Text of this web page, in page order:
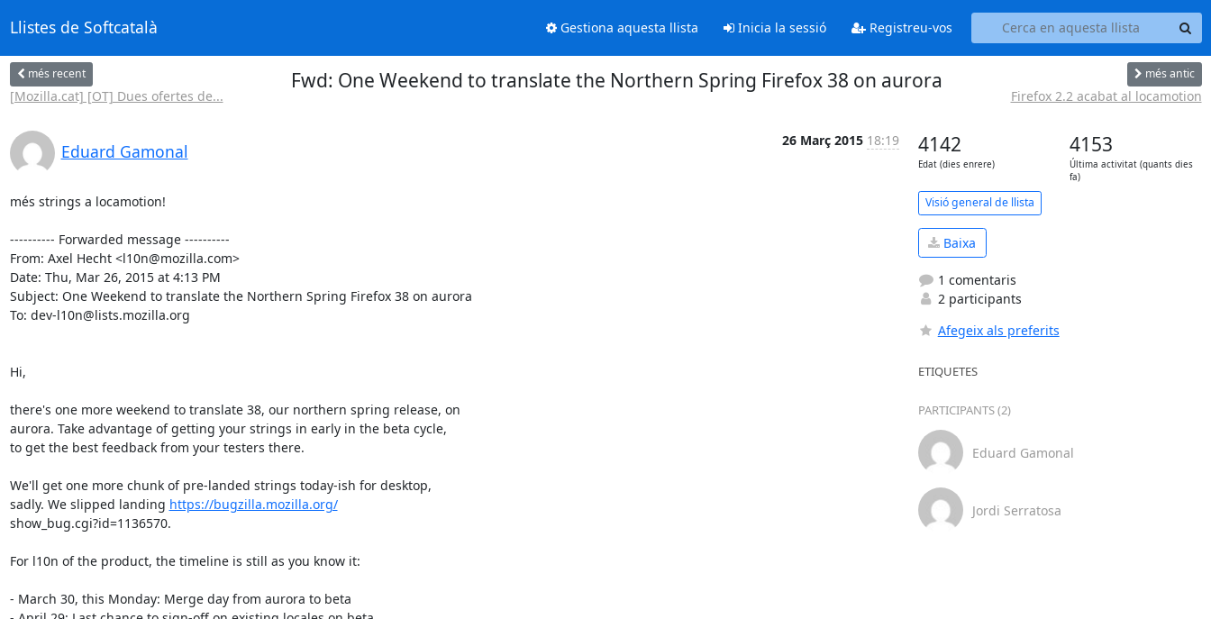
Llistes de Softcatalà Gestiona aquesta llista Inicia la sessió Registreu-vos
més recent
[Mozilla.cat] [OT] Dues ofertes de...
Fwd: One Weekend to translate the Northern Spring Firefox 38 on aurora més antic
Firefox 2.2 acabat al locamotion
Eduard Gamonal
26 Març 2015 18:19
més strings a locamotion!
---------- Forwarded message ----------
From: Axel Hecht <l10n@mozilla.com>
Date: Thu, Mar 26, 2015 at 4:13 PM
Subject: One Weekend to translate the Northern Spring Firefox 38 on aurora
To: dev-l10n@lists.mozilla.org
Hi,
there's one more weekend to translate 38, our northern spring release, on
aurora. Take advantage of getting your strings in early in the beta cycle,
to get the best feedback from your testers there.
We'll get one more chunk of pre-landed strings today-ish for desktop,
sadly. We slipped landing https://bugzilla.mozilla.org/
show_bug.cgi?id=1136570.
For l10n of the product, the timeline is still as you know it:
- March 30, this Monday: Merge day from aurora to beta
4142
Edat (dies enrere)
4153
Última activitat (quants dies
fa)
Visió general de llista
Baixa
1 comentaris
2 participants
Afegeix als preferits
ETIQUETES
PARTICIPANTS (2)
Eduard Gamonal
Jordi Serratosa